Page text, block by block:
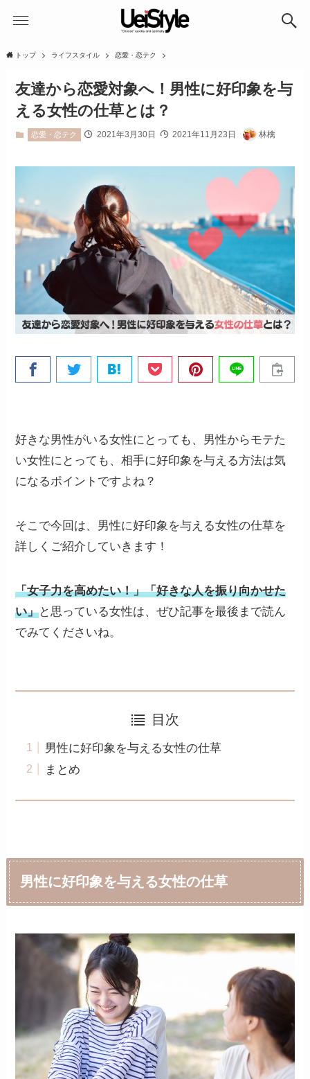
トップ ライフスタイル 恋愛・恋テク
友達から恋愛対象へ！男性に好印象を与
える女性の仕草とは？
恋愛・恋テク 2021年3月30日 2021年11月23日 林檎
好きな男性がいる女性にとっても、男性からモテた
い女性にとっても、相手に好印象を与える方法は気
になるポイントですよね？
そこで今回は、男性に好印象を与える女性の仕草を
詳しくご紹介していきます！
「女子力を高めたい！」「好きな人を振り向かせた
い」と思っている女性は、ぜひ記事を最後まで読ん
でみてくださいね。
目次
男性に好印象を与える女性の仕草
まとめ
男性に好印象を与える女性の仕草